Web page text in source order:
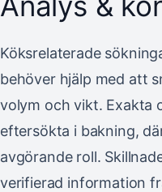
Köksrelaterade
behöver hjälp med att
volym och vikt. Exakta
eftersökta i bakning,
avgörande roll.
verifierad information